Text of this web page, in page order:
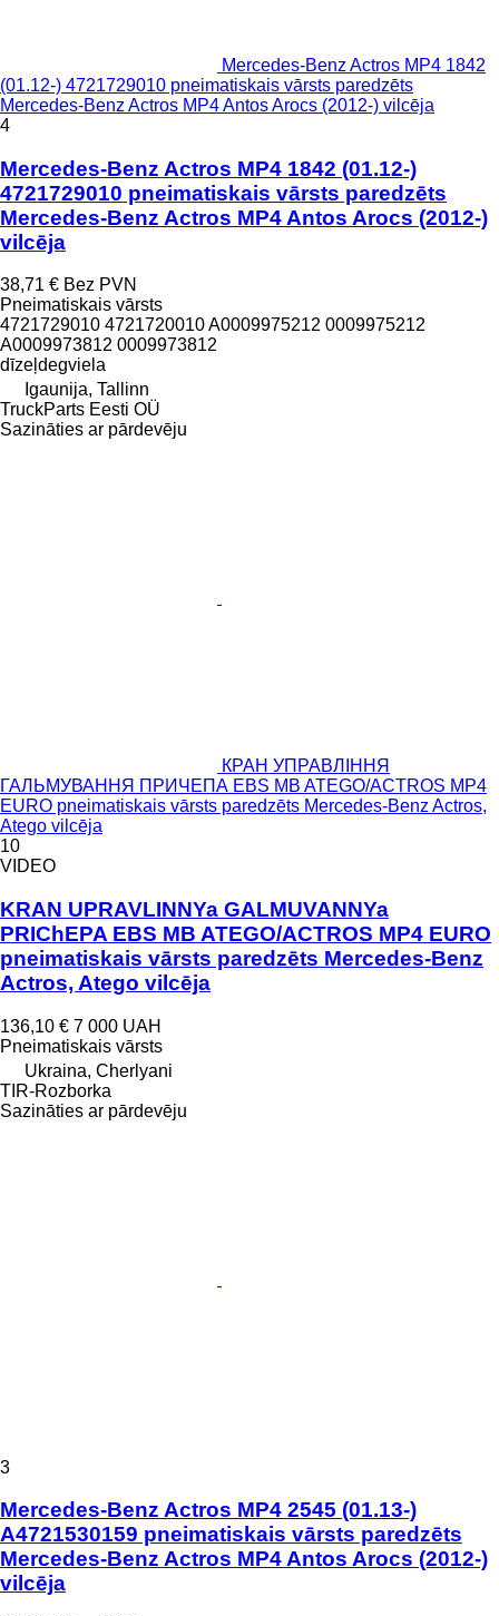
Mercedes-Benz Actros MP4 1842
(01.12-) 4721729010 pneimatiskais vārsts paredzēts
Mercedes-Benz Actros MP4 Antos Arocs (2012-) vilcēja
4
Mercedes-Benz Actros MP4 1842 (01.12-)
4721729010 pneimatiskais vārsts paredzēts
Mercedes-Benz Actros MP4 Antos Arocs (2012-)
vilcēja
38,71 € Bez PVN
Pneimatiskais vārsts
4721729010 4721720010 A0009975212 0009975212
A0009973812 0009973812
dīzeļdegviela
Igaunija, Tallinn
TruckParts Eesti OÜ
Sazināties ar pārdevēju
КРАН УПРАВЛІННЯ
ГАЛЬМУВАННЯ ПРИЧЕПА EBS MB ATEGO/ACTROS MP4
EURO pneimatiskais vārsts paredzēts Mercedes-Benz Actros,
Atego vilcēja
10
VIDEO
KRAN UPRAVLINNYa GALMUVANNYa
PRIChEPA EBS MB ATEGO/ACTROS MP4 EURO
pneimatiskais vārsts paredzēts Mercedes-Benz
Actros, Atego vilcēja
136,10 € 7 000 UAH
Pneimatiskais vārsts
Ukraina, Cherlyani
TIR-Rozborka
Sazināties ar pārdevēju
3
Mercedes-Benz Actros MP4 2545 (01.13-)
A4721530159 pneimatiskais vārsts paredzēts
Mercedes-Benz Actros MP4 Antos Arocs (2012-)
vilcēja